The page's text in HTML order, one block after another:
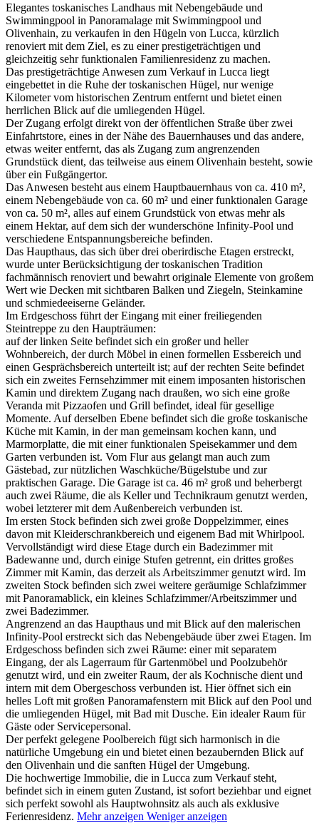
Elegantes toskanisches Landhaus mit Nebengebäude und
Swimmingpool in Panoramalage mit Swimmingpool und
Olivenhain, zu verkaufen in den Hügeln von Lucca, kürzlich
renoviert mit dem Ziel, es zu einer prestigeträchtigen und
gleichzeitig sehr funktionalen Familienresidenz zu machen.
Das prestigeträchtige Anwesen zum Verkauf in Lucca liegt
eingebettet in die Ruhe der toskanischen Hügel, nur wenige
Kilometer vom historischen Zentrum entfernt und bietet einen
herrlichen Blick auf die umliegenden Hügel.
Der Zugang erfolgt direkt von der öffentlichen Straße über zwei
Einfahrtstore, eines in der Nähe des Bauernhauses und das andere,
etwas weiter entfernt, das als Zugang zum angrenzenden
Grundstück dient, das teilweise aus einem Olivenhain besteht, sowie
über ein Fußgängertor.
Das Anwesen besteht aus einem Hauptbauernhaus von ca. 410 m²,
einem Nebengebäude von ca. 60 m² und einer funktionalen Garage
von ca. 50 m², alles auf einem Grundstück von etwas mehr als
einem Hektar, auf dem sich der wunderschöne Infinity-Pool und
verschiedene Entspannungsbereiche befinden.
Das Haupthaus, das sich über drei oberirdische Etagen erstreckt,
wurde unter Berücksichtigung der toskanischen Tradition
fachmännisch renoviert und bewahrt originale Elemente von großem
Wert wie Decken mit sichtbaren Balken und Ziegeln, Steinkamine
und schmiedeeiserne Geländer.
Im Erdgeschoss führt der Eingang mit einer freiliegenden
Steintreppe zu den Haupträumen:
auf der linken Seite befindet sich ein großer und heller
Wohnbereich, der durch Möbel in einen formellen Essbereich und
einen Gesprächsbereich unterteilt ist; auf der rechten Seite befindet
sich ein zweites Fernsehzimmer mit einem imposanten historischen
Kamin und direktem Zugang nach draußen, wo sich eine große
Veranda mit Pizzaofen und Grill befindet, ideal für gesellige
Momente. Auf derselben Ebene befindet sich die große toskanische
Küche mit Kamin, in der man gemeinsam kochen kann, und
Marmorplatte, die mit einer funktionalen Speisekammer und dem
Garten verbunden ist. Vom Flur aus gelangt man auch zum
Gästebad, zur nützlichen Waschküche/Bügelstube und zur
praktischen Garage. Die Garage ist ca. 46 m² groß und beherbergt
auch zwei Räume, die als Keller und Technikraum genutzt werden,
wobei letzterer mit dem Außenbereich verbunden ist.
Im ersten Stock befinden sich zwei große Doppelzimmer, eines
davon mit Kleiderschrankbereich und eigenem Bad mit Whirlpool.
Vervollständigt wird diese Etage durch ein Badezimmer mit
Badewanne und, durch einige Stufen getrennt, ein drittes großes
Zimmer mit Kamin, das derzeit als Arbeitszimmer genutzt wird. Im
zweiten Stock befinden sich zwei weitere geräumige Schlafzimmer
mit Panoramablick, ein kleines Schlafzimmer/Arbeitszimmer und
zwei Badezimmer.
Angrenzend an das Haupthaus und mit Blick auf den malerischen
Infinity-Pool erstreckt sich das Nebengebäude über zwei Etagen. Im
Erdgeschoss befinden sich zwei Räume: einer mit separatem
Eingang, der als Lagerraum für Gartenmöbel und Poolzubehör
genutzt wird, und ein zweiter Raum, der als Kochnische dient und
intern mit dem Obergeschoss verbunden ist. Hier öffnet sich ein
helles Loft mit großen Panoramafenstern mit Blick auf den Pool und
die umliegenden Hügel, mit Bad mit Dusche. Ein idealer Raum für
Gäste oder Servicepersonal.
Der perfekt gelegene Poolbereich fügt sich harmonisch in die
natürliche Umgebung ein und bietet einen bezaubernden Blick auf
den Olivenhain und die sanften Hügel der Umgebung.
Die hochwertige Immobilie, die in Lucca zum Verkauf steht,
befindet sich in einem guten Zustand, ist sofort beziehbar und eignet
sich perfekt sowohl als Hauptwohnsitz als auch als exklusive
Ferienresidenz. Mehr anzeigen Weniger anzeigen